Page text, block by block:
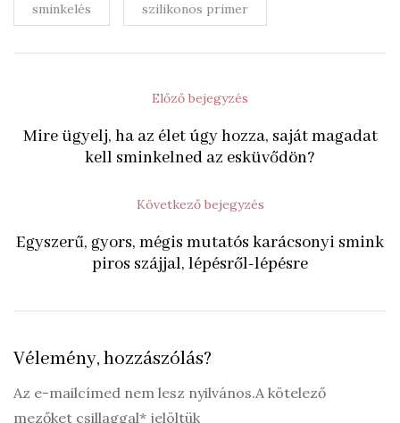
sminkelés szilikonos primer
Előző bejegyzés
Mire ügyelj, ha az élet úgy hozza, saját magadat
kell sminkelned az esküvődön?
Következő bejegyzés
Egyszerű, gyors, mégis mutatós karácsonyi smink
piros szájjal, lépésről-lépésre
Vélemény, hozzászólás?
Az e-mailcímed nem lesz nyilvános.A kötelező
mezőket csillaggal* jelöltük